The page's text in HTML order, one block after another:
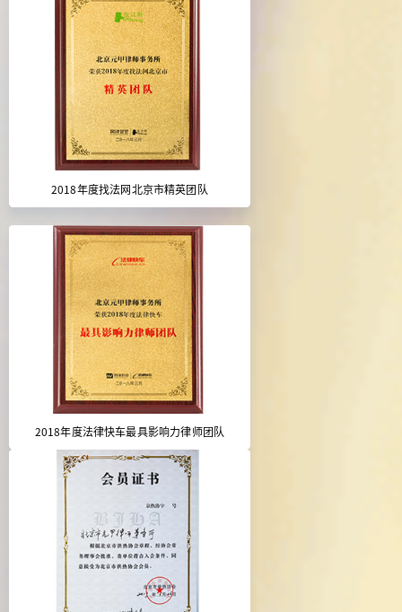
2018年度找法网北京市精英团队
2018年度法律快车最具影响力律师团队